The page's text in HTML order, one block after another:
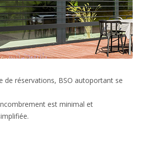
de réservations, BSO autoportant se
est minimal et